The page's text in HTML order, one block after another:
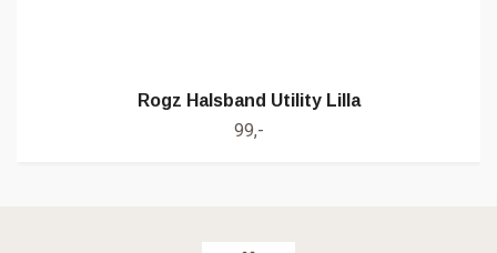
Rogz Halsband Utility Lilla
99,-